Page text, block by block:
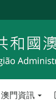
門資訊